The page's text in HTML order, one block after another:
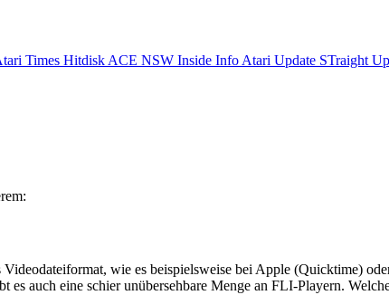
Times Hitdisk ACE NSW Inside Info Atari Update STraight Up
wie es beispielsweise bei Apple (Quicktime)
auch eine schier unübersehbare Menge an FLI-Playern.